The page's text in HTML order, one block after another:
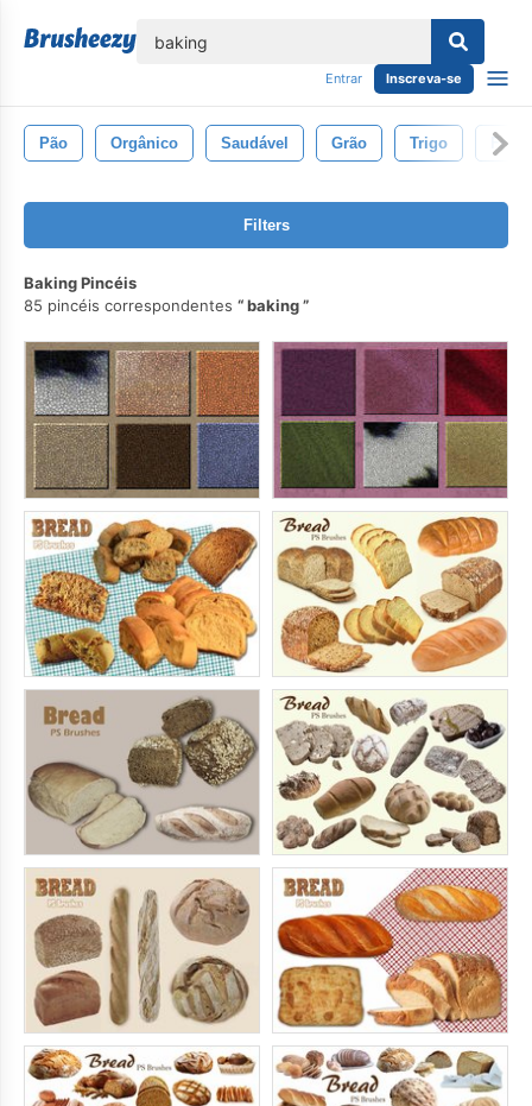
Entrar Inscreva-se
Pão Orgânico Saudável Grão Trigo
Filters
Baking Pincéis
85 pincéis correspondentes
baking